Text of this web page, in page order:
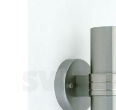
Мебель